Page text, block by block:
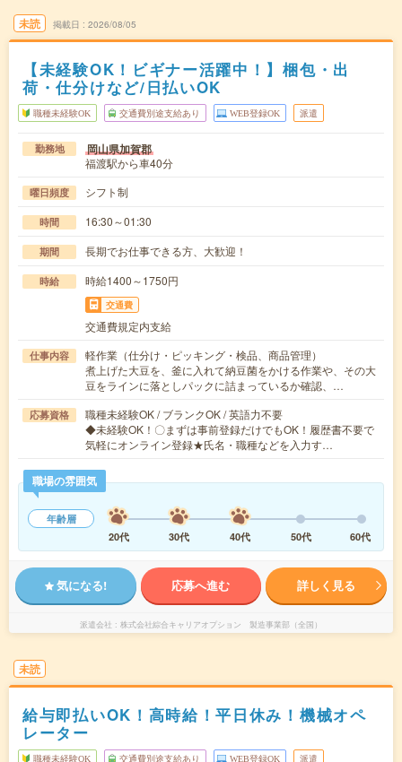
未読 掲載日 2026/08/05
【未経験OK！ビギナー活躍中！】梱包・出
荷・仕分けなど/日払いOK
職種未経験OK 交通費別途支給あり WEB登録OK 派遣
勤務地 岡山県加賀郡
福渡駅から車40分
曜日頻度 シフト制
時間 16:30～01:30
期間 長期でお仕事できる方、大歓迎！
時給 時給1400～1750円
交通費
交通費規定内支給
仕事内容
軽作業（仕分け・ピッキング・検品、商品管理）
煮上げた大豆を、釜に入れて納豆菌をかける作業や、その大
豆をラインに落としパックに詰まっているか確認、…
応募資格
職種未経験OK / ブランクOK / 英語力不要
◆未経験OK！〇まずは事前登録だけでもOK！履歴書不要で
気軽にオンライン登録★氏名・職種などを入力す…
職場の雰囲気
年齢層
20代
30代 40代 50代 60代
気になる! 応募へ進む 詳しく見る
派遣会社 株式会社綜合キャリアオプション 製造事業部（全国）
未読
給与即払いOK！高時給！平日休み！機械オペ
レーター
職種未経験OK 交通費別途支給あり WEB登録OK 派遣